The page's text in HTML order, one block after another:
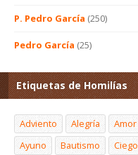
P. Pedro García (250)
Pedro García (25)
Etiquetas de Homilías
Adviento Alegría Amor
Ayuno
Bautismo Ciego